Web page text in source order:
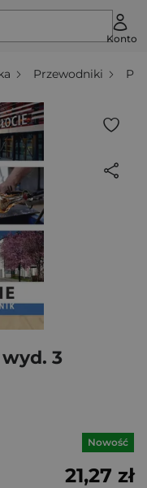
Konto
Przewodniki
3
Nowość
21,27 zł